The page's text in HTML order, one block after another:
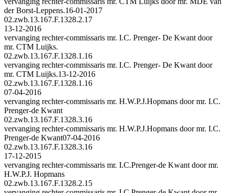
der Borst-Leppens.16-01-2017
02.zwb.13.167.F.1328.2.17
13-12-2016
vervanging rechter-commissaris mr. I.C. Prenger- De Kwant door
mr. CTM Luijks.
02.zwb.13.167.F.1328.1.16
vervanging rechter-commissaris mr. I.C. Prenger- De Kwant door
mr. CTM Luijks.13-12-2016
02.zwb.13.167.F.1328.1.16
07-04-2016
vervanging rechter-commissaris mr. H.W.P.J.Hopmans door mr. I.C.
Prenger-de Kwant
02.zwb.13.167.F.1328.3.16
vervanging rechter-commissaris mr. H.W.P.J.Hopmans door mr. I.C.
Prenger-de Kwant07-04-2016
02.zwb.13.167.F.1328.3.16
17-12-2015
vervanging rechter-commissaris mr. I.C.Prenger-de Kwant door mr.
H.W.P.J. Hopmans
02.zwb.13.167.F.1328.2.15